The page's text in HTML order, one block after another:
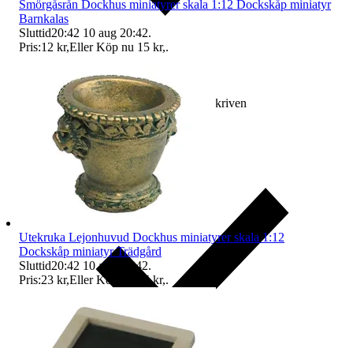
Ersättning om varan inte är som beskriven
Smörgåsrån Dockhus miniatyrer skala 1:12 Dockskåp miniatyr
Barnkalas
Sluttid20:42 10 aug 20:42.
Pris:12 kr,Eller Köp nu 15 kr,.
Utekruka Lejonhuvud Dockhus miniatyrer skala 1:12
Dockskåp miniatyr Trädgård
Sluttid20:42 10 aug 20:42.
Pris:23 kr,Eller Köp nu 25 kr,.